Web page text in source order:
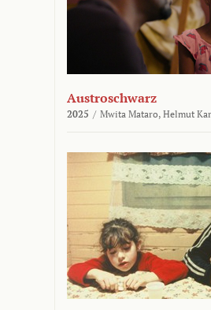
Austroschwarz
2025 / Mwita Mataro, Helmut